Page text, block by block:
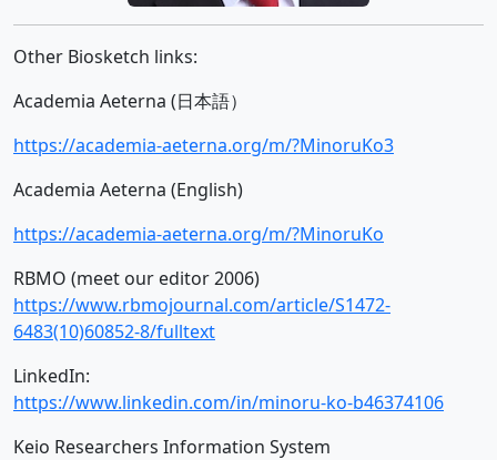
Other Biosketch links:
Academia Aeterna (日本語）
https://academia-aeterna.org/m/?MinoruKo3
Academia Aeterna (English)
https://academia-aeterna.org/m/?MinoruKo
RBMO (meet our editor 2006)
https://www.rbmojournal.com/article/S1472-
6483(10)60852-8/fulltext
LinkedIn:
https://www.linkedin.com/in/minoru-ko-b46374106
Keio Researchers Information System